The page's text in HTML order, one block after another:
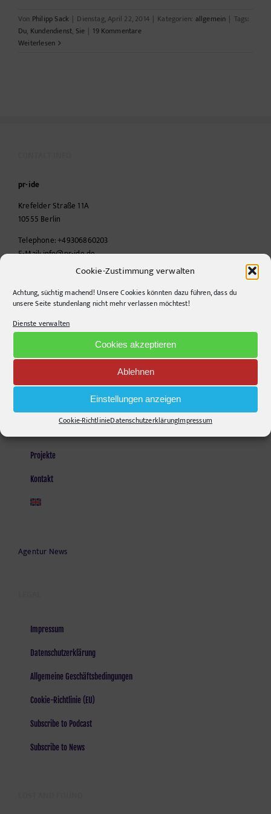
Cookie-Zustimmung verwalten
Achtung, süchtig machend! Unsere Cookies könnten dazu führen, dass du
unsere Seite stundenlang nicht mehr verlassen möchtest!
Dienste verwalten
Cookies akzeptieren
Ablehnen
Einstellungen anzeigen
Cookie-RichtlinieDatenschutzerklärungImpressum
Von Philipp Sack | Dienstag, April 22, 2014 | Kategorien: allgemein | Tags:
Du, Kundendienst, Sie | 19 Kommentare
Weiterlesen
pr-ide
Krefelder Straße 11A
10555 Berlin
Telephone:+49306860203
E-Mail:info@pr-ide.de
Monday - Friday, 9am - 6pm
Kontakt und Anfahrt
Mail senden!
Projekte
Kontakt
Agentur News
Impressum
Datenschutzerklärung
Allgemeine Geschäftsbedingungen
Cookie-Richtlinie (EU)
Subscribe to Podcast
Subscribe to News